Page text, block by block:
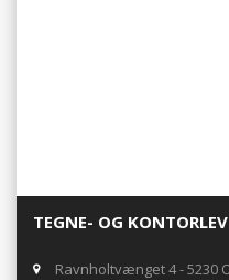
TEGNE- OG
Ravnholtvænget 4 - 5230